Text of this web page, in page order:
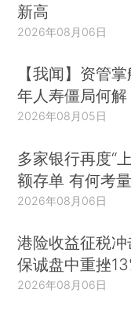
新高
2026年08月06日
【我闻】资管
年人寿僵局何解
2026年08月05日
多家银行再度“
额存单 有何考
2026年08月06日
港险收益征税
保诚盘中重挫
2026年08月06日